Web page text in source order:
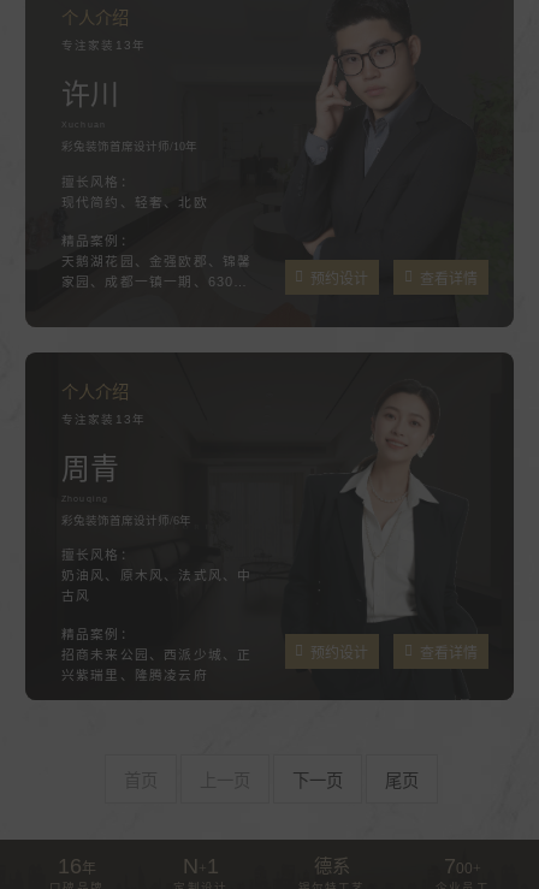
个人介绍
专注家装13年
许川
Xuchuan
彩兔装饰首席设计师/10年
擅长风格：
现代简约、轻奢、北欧
精品案例：
天鹅湖花园、金强欧郡、锦馨
家园、成都一镇一期、630大
预约设计 查看详情
个人介绍
专注家装13年
周青
Zhouqing
彩兔装饰首席设计师/6年
擅长风格：
奶油风、原木风、法式风、中
古风
精品案例：
招商未来公园、西派少城、正
兴紫瑞里、隆腾凌云府
预约设计 查看详情
下一页 尾页
16年 N + 1 德系 7 00 +